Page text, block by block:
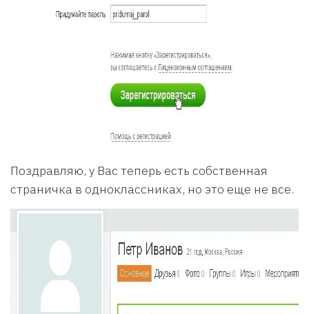
Поздравляю, у Вас теперь есть собственная
страничка в одноклассниках, но это еще не все.